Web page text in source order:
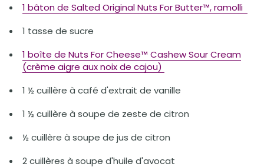
1 bâton de Salted Original Nuts For Butter™, ramolli
1 tasse de sucre
1 boîte de Nuts For Cheese™ Cashew Sour Cream
(crème aigre aux noix de cajou)
1 ½ cuillère à café d'extrait de vanille
1 ½ cuillère à soupe de zeste de citron
½ cuillère à soupe de jus de citron
2 cuillères à soupe d'huile d'avocat